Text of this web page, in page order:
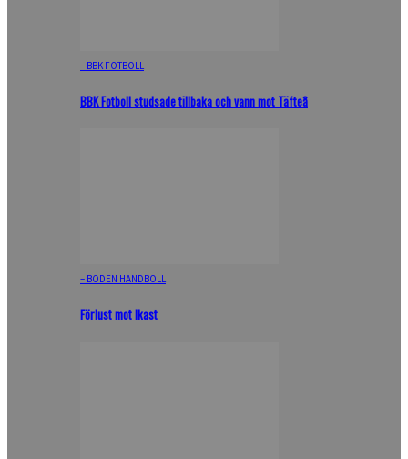
– BBK FOTBOLL
BBK Fotboll studsade tillbaka och vann mot Täfteå
– BODEN HANDBOLL
Förlust mot Ikast